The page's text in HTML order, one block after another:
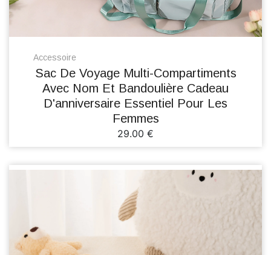
Accessoire
Sac De Voyage Multi-Compartiments
Avec Nom Et Bandoulière Cadeau
D'anniversaire Essentiel Pour Les
Femmes
29.00 €